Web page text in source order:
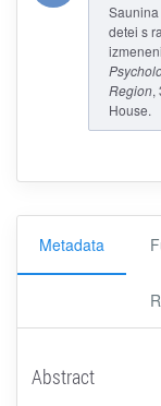
detei s
Region,
House.
Metadata
Abstract